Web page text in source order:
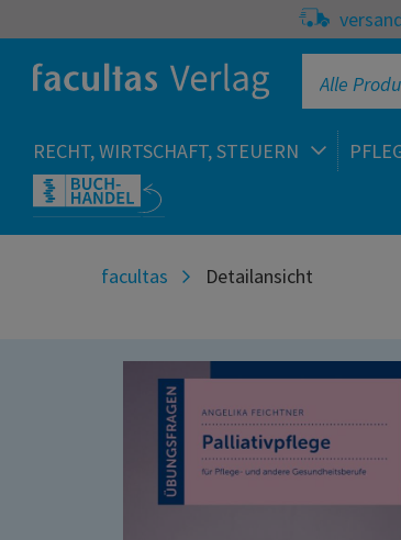
RECHT, WIRTSCHAFT, STEUERN
facultas Detailansicht